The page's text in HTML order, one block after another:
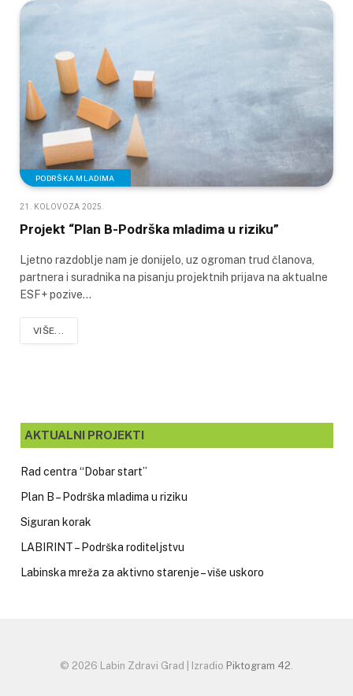
PODRŠKA MLADIMA
21. KOLOVOZA 2025.
Projekt “Plan B-Podrška mladima u riziku”
Ljetno razdoblje nam je donijelo, uz ogroman trud članova,
partnera i suradnika na pisanju projektnih prijava na aktualne
ESF+ pozive…
VIŠE...
AKTUALNI PROJEKTI
Rad centra “Dobar start”
Plan B – Podrška mladima u riziku
Siguran korak
LABIRINT – Podrška roditeljstvu
Labinska mreža za aktivno starenje – više uskoro
© 2026 Labin Zdravi Grad | Izradio Piktogram 42.